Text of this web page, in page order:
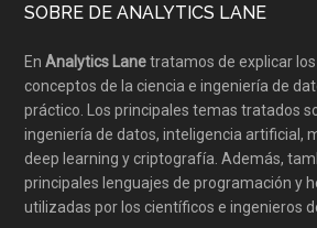
SOBRE DE ANALYTICS LANE
EnAnalytics Lanetratamos de explicar
conceptos de la ciencia e ingeniería de
práctico. Los principales temas tratados
ingeniería de datos, inteligencia artificial,
deep learning y criptografía. Además,
principales lenguajes de programación y
utilizadas por los científicos e ingenieros